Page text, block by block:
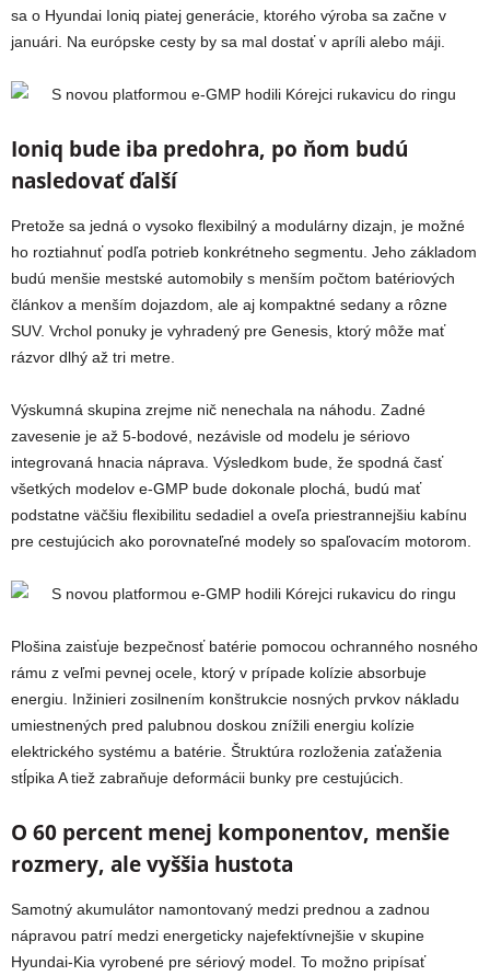
sa o Hyundai Ioniq piatej generácie, ktorého výroba sa začne v
januári. Na európske cesty by sa mal dostať v apríli alebo máji.
Ioniq bude iba predohra, po ňom budú
nasledovať ďalší
Pretože sa jedná o vysoko flexibilný a modulárny dizajn, je možné
ho roztiahnuť podľa potrieb konkrétneho segmentu. Jeho základom
budú menšie mestské automobily s menším počtom batériových
článkov a menším dojazdom, ale aj kompaktné sedany a rôzne
SUV. Vrchol ponuky je vyhradený pre Genesis, ktorý môže mať
rázvor dlhý až tri metre.
Výskumná skupina zrejme nič nenechala na náhodu. Zadné
zavesenie je až 5-bodové, nezávisle od modelu je sériovo
integrovaná hnacia náprava. Výsledkom bude, že spodná časť
všetkých modelov e-GMP bude dokonale plochá, budú mať
podstatne väčšiu flexibilitu sedadiel a oveľa priestrannejšiu kabínu
pre cestujúcich ako porovnateľné modely so spaľovacím motorom.
Plošina zaisťuje bezpečnosť batérie pomocou ochranného nosného
rámu z veľmi pevnej ocele, ktorý v prípade kolízie absorbuje
energiu. Inžinieri zosilnením konštrukcie nosných prvkov nákladu
umiestnených pred palubnou doskou znížili energiu kolízie
elektrického systému a batérie. Štruktúra rozloženia zaťaženia
stĺpika A tiež zabraňuje deformácii bunky pre cestujúcich.
O 60 percent menej komponentov, menšie
rozmery, ale vyššia hustota
Samotný akumulátor namontovaný medzi prednou a zadnou
nápravou patrí medzi energeticky najefektívnejšie v skupine
Hyundai-Kia vyrobené pre sériový model. To možno pripísať